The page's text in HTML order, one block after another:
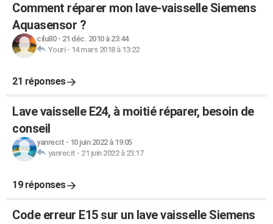
Comment réparer mon lave-vaisselle Siemens
Aquasensor ?
cilu80- 21 déc. 2010 à 23:44
Youri- 14 mars 2018 à 13:22
21 réponses
Lave vaisselle E24, à moitié réparer, besoin de
conseil
yanrecit - 10 juin 2022 à 19:05
yanrecit - 21 juin 2022 à 23:17
19 réponses
Code erreur E15 sur un lave vaisselle Siemens